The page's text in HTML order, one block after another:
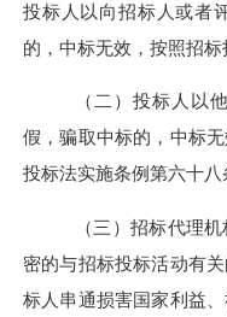
投标人以向招标人或者
的，中标无效，按照招
（二）投标人以
假，骗取中标的，中标
投标法实施条例第六十八
（三）招标代理
密的与招标投标活动有
标人串通损害国家利益